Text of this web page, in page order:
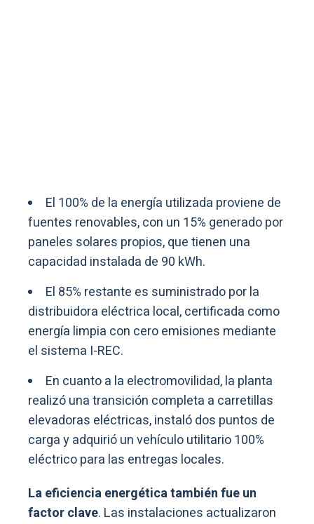
El 100% de la energía utilizada proviene de
fuentes renovables, con un 15% generado por
paneles solares propios, que tienen una
capacidad instalada de 90 kWh.
El 85% restante es suministrado por la
distribuidora eléctrica local, certificada como
energía limpia con cero emisiones mediante
el sistema I-REC.
En cuanto a la electromovilidad, la planta
realizó una transición completa a carretillas
elevadoras eléctricas, instaló dos puntos de
carga y adquirió un vehículo utilitario 100%
eléctrico para las entregas locales.
La eficiencia energética también fue un
factor clave. Las instalaciones actualizaron